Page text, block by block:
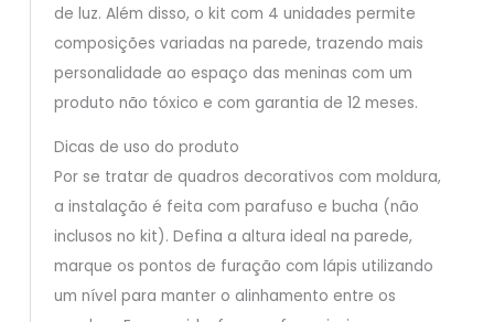
de luz. Além disso, o kit com 4 unidades permite
composições variadas na parede, trazendo mais
personalidade ao espaço das meninas com um
produto não tóxico e com garantia de 12 meses.
Dicas de uso do produto
Por se tratar de quadros decorativos com moldura,
a instalação é feita com parafuso e bucha (não
inclusos no kit). Defina a altura ideal na parede,
marque os pontos de furação com lápis utilizando
um nível para manter o alinhamento entre os